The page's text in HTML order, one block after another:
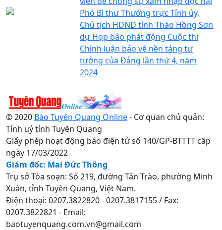
Phó Bí thư Thường trực Tỉnh ủy,
Chủ tịch HĐND tỉnh Thào Hồng Sơn
dự Họp báo phát động Cuộc thi
Chính luận bảo vệ nền tảng tư
tưởng của Đảng lần thứ 4, năm
2024
© 2020 Báo Tuyên Quang Online- Cơ quan chủ quản:
Tỉnh uỷ tỉnh Tuyên Quang
Giấy phép hoạt động báo điện tử số 140/GP-BTTTT cấp
ngày 17/03/2022
Giám đốc: Mai Đức Thông
Trụ sở Tòa soạn: Số 219, đường Tân Trào, phường Minh
Xuân, tỉnh Tuyên Quang, Việt Nam.
Điện thoại: 0207.3822820 - 0207.3817155 / Fax:
0207.3822821 - Email:
baotuyenquang.com.vn@gmail.com